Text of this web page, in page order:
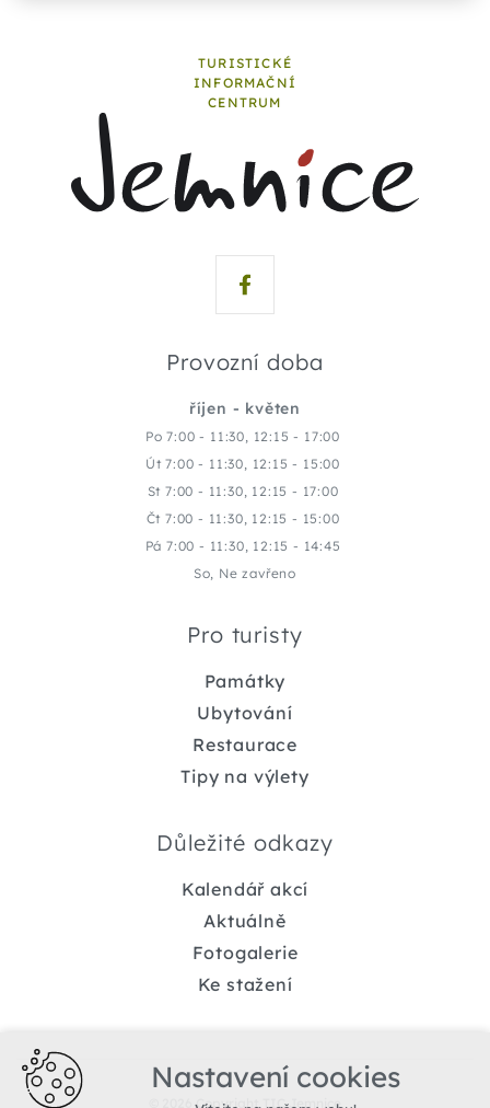
TURISTICKÉ
INFORMAČNÍ
CENTRUM
Provozní doba
říjen - květen
Po 7:00 - 11:30, 12:15 - 17:00
Út 7:00 - 11:30, 12:15 - 15:00
St 7:00 - 11:30, 12:15 - 17:00
Čt 7:00 - 11:30, 12:15 - 15:00
Pá 7:00 - 11:30, 12:15 - 14:45
So, Ne zavřeno
Pro turisty
Památky
Ubytování
Restaurace
Tipy na výlety
Důležité odkazy
Kalendář akcí
Aktuálně
Fotogalerie
Ke stažení
© 2026 Copyright TIC Jemnice
Nastavení cookies